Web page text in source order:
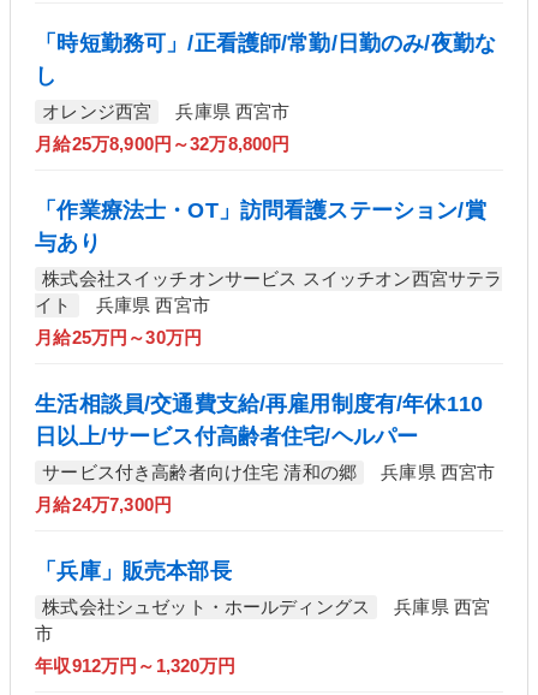
「時短勤務可」/正看護師/常勤/日勤のみ/夜勤な
し
オレンジ西宮
兵庫県 西宮市
月給25万8,900円～32万8,800円
「作業療法士・OT」訪問看護ステーション/賞
与あり
株式会社スイッチオンサービス スイッチオン西宮サテラ
イト
兵庫県 西宮市
月給25万円～30万円
生活相談員/交通費支給/再雇用制度有/年休110
日以上/サービス付高齢者住宅/ヘルパー
サービス付き高齢者向け住宅 清和の郷
兵庫県 西宮市
月給24万7,300円
「兵庫」販売本部長
株式会社シュゼット・ホールディングス
兵庫県 西宮
市
年収912万円～1,320万円